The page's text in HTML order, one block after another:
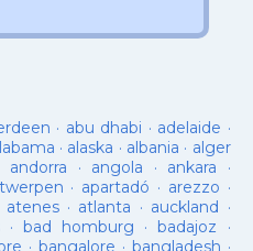
· abu dhabi · adelaide ·
· alaska · albania · alger
andorra · angola · ankara ·
· apartadó · arezzo ·
atenes· atlanta · auckland ·
·bad homburg ·badajoz ·
·bangalore · bangladesh ·